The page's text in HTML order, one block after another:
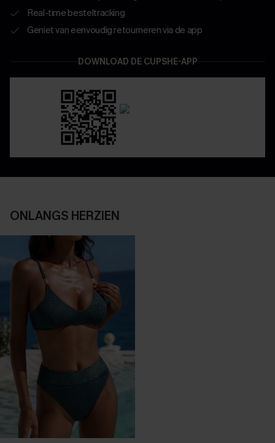
Real-time besteltracking
Geniet van eenvoudig retourneren via de app
DOWNLOAD DE CUPSHE-APP
ONLANGS HERZIEN